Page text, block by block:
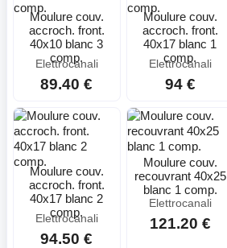
Moulure couv.
accroch. front.
40x10 blanc 3
comp.
Elettrocanali
89.40 €
Moulure couv.
accroch. front.
40x17 blanc 1
comp.
Elettrocanali
94 €
Moulure couv.
accroch. front.
40x17 blanc 2
comp.
Elettrocanali
94.50 €
Moulure couv.
recouvrant 40x25
blanc 1 comp.
Elettrocanali
121.20 €